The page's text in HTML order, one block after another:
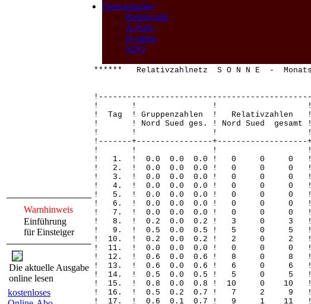
Dateneingabe
Relativzahl
A-Netz
H-alpha
SDO
Warnhinweis
Einführung
für Einsteiger
Die aktuelle Ausgabe
online lesen
kostenloses
****** Relativzahlnetz S O N N E -
! ! !
! Tag ! Gruppenzahlen ! Relativzahlen !
! ! Nord Sued ges. ! Nord Sued gesamt !
! ! !
!-------+----------------
! ! !
! 1. ! 0.0 0.0 0.0 ! 0 0
! 2. ! 0.0 0.0 0.0 ! 0 0
! 3. ! 0.0 0.0 0.0 ! 0 0
! 4. ! 0.0 0.0 0.0 ! 0 0
! 5. ! 0.0 0.0 0.0 ! 0 0
! 6. ! 0.0 0.0 0.0 ! 0 0
! 7. ! 0.0 0.0 0.0 ! 0 0
! 8. ! 0.2 0.0 0.2 ! 3 0
! 9. ! 0.5 0.0 0.5 ! 5 0
! 10. ! 0.2 0.0 0.2 ! 2 0
! 11. ! 0.0 0.0 0.0 ! 0 0
! 12. ! 0.6 0.0 0.6 ! 8 0
! 13. ! 0.6 0.0 0.6 ! 6 0
! 14. ! 0.5 0.0 0.5 ! 5 0
! 15. ! 0.8 0.0 0.8 ! 10 0
! 16. ! 0.5 0.2 0.7 ! 7 2 9 !
! 17. ! 0.6 0.1 0.7 ! 9 1 11